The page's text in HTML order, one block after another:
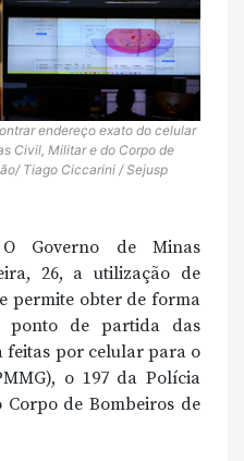
endereço exato do celular
Civil, Militar e do Corpo de
Tiago Ciccarini / Sejusp
Governo de Minas
26, a utilização de
permite obter de forma
ponto de partida das
feitas por celular para o
o 197 da Polícia
Corpo de Bombeiros de